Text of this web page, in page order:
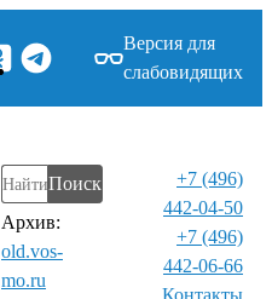
Версия для
слабовидящих
Поиск
Архив:
old.vos-
mo.ru
+7 (496)
442-04-50
+7 (496)
442-06-66
Контакты⁠